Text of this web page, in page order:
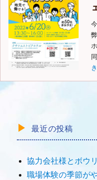
最近の投稿
協力会社様とボウ
職場体験の季節が